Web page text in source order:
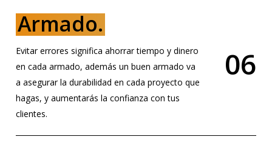
Armado.
Evitar errores significa ahorrar tiempo y dinero
en cada armado, además un buen armado va
a asegurar la durabilidad en cada proyecto que
hagas, y aumentarás la confianza con tus
clientes.
06